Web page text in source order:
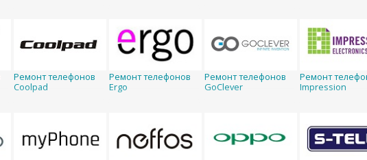
Ремонт телефонов
Coolpad
Ремонт телефонов
Ergo
Ремонт телефонов
GoClever
Ремонт
Impression